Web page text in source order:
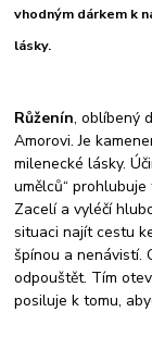
vhodným dárkem k
lásky.
Růženín, oblíbený
Amorovi. Je
milenecké lásky.
umělců“
Zacelí a vyléčí
situaci najít cestu
špínou a nenávistí.
odpouštět. Tím
posiluje k tomu,